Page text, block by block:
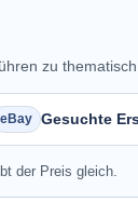
zu
Gesuchte
der Preis gleich.